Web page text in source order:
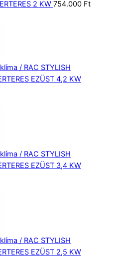
2 KW 754.000 Ft
/ RAC STYLISH
EZÜST 4,2 KW
/ RAC STYLISH
EZÜST 3,4 KW
/ RAC STYLISH
EZÜST 2,5 KW